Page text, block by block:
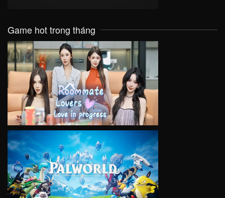
Game hot trong tháng
VIEW
VIEW